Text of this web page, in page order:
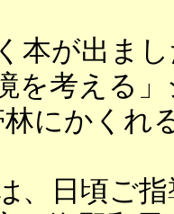
本が出ま
を考える
にかくれ
、日頃ご指